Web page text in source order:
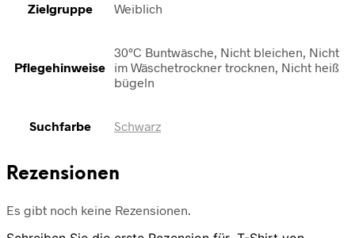
Zielgruppe Weiblich
Pflegehinweise
30°C Buntwäsche, Nicht bleichen, Nicht
im Wäschetrockner trocknen, Nicht heiß
bügeln
Suchfarbe Schwarz
Rezensionen
Es gibt noch keine Rezensionen.